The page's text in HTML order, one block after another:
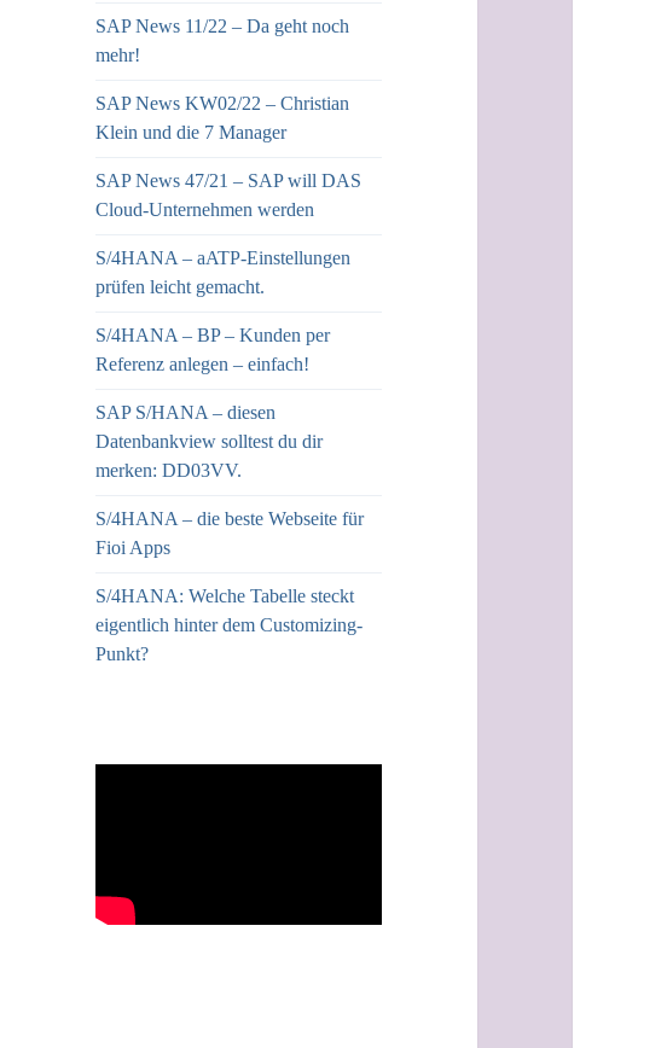
SAP News 11/22 – Da geht noch
mehr!
SAP News KW02/22 – Christian
Klein und die 7 Manager
SAP News 47/21 – SAP will DAS
Cloud-Unternehmen werden
S/4HANA – aATP-Einstellungen
prüfen leicht gemacht.
S/4HANA – BP – Kunden per
Referenz anlegen – einfach!
SAP S/HANA – diesen
Datenbankview solltest du dir
merken: DD03VV.
S/4HANA – die beste Webseite für
Fioi Apps
S/4HANA: Welche Tabelle steckt
eigentlich hinter dem Customizing-
Punkt?